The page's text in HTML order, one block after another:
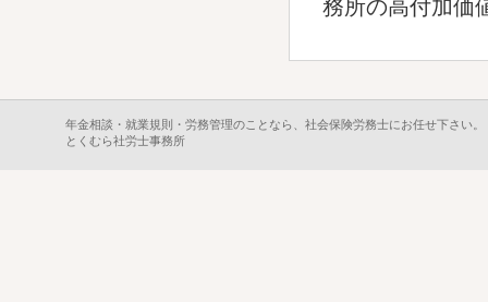
務所の高付加価
年金相談・就業規則・労務管理のことなら、社会保険労務士にお任せ下さい。
とくむら社労士事務所